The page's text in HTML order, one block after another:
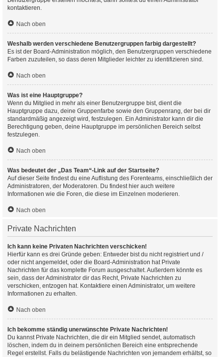
kontaktieren.
Nach oben
Weshalb werden verschiedene Benutzergruppen farbig dargestellt?
Es ist der Board-Administration möglich, den Benutzergruppen verschiedene
Farben zuzuteilen, so dass deren Mitglieder leichter zu identifizieren sind.
Nach oben
Was ist eine Hauptgruppe?
Wenn du Mitglied in mehr als einer Benutzergruppe bist, dient die
Hauptgruppe dazu, deine Gruppenfarbe sowie den Gruppenrang, der bei dir
standardmäßig angezeigt wird, festzulegen. Ein Administrator kann dir die
Berechtigung geben, deine Hauptgruppe im persönlichen Bereich selbst
festzulegen.
Nach oben
Was bedeutet der „Das Team“-Link auf der Startseite?
Auf dieser Seite findest du eine Auflistung des Forenteams, einschließlich der
Administratoren, der Moderatoren. Du findest hier auch weitere
Informationen wie die Foren, die diese im Einzelnen moderieren.
Nach oben
Private Nachrichten
Ich kann keine Privaten Nachrichten verschicken!
Hierfür kann es drei Gründe geben: Entweder bist du nicht registriert und /
oder nicht angemeldet, oder die Board-Administration hat Private
Nachrichten für das komplette Forum ausgeschaltet. Außerdem könnte es
sein, dass der Administrator dir das Recht, Private Nachrichten zu
verschicken, entzogen hat. Kontaktiere einen Administrator, um weitere
Informationen zu erhalten.
Nach oben
Ich bekomme ständig unerwünschte Private Nachrichten!
Du kannst Private Nachrichten, die dir ein Mitglied sendet, automatisch
löschen, indem du in deinem persönlichen Bereich eine entsprechende
Regel erstellst. Falls du belästigende Nachrichten von jemandem erhältst, so